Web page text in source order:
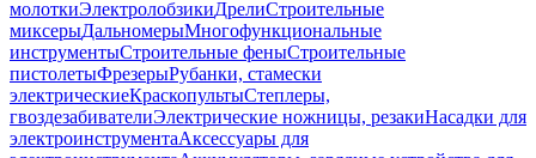
молоткиЭлектролобзикиДрелиСтроительные
миксерыДальномерыМногофункциональные
инструментыСтроительные феныСтроительные
пистолетыФрезерыРубанки, стамески
электрическиеКраскопультыСтеплеры,
гвоздезабивателиЭлектрические ножницы, резакиНасадки для
электроинструментаАксессуары для